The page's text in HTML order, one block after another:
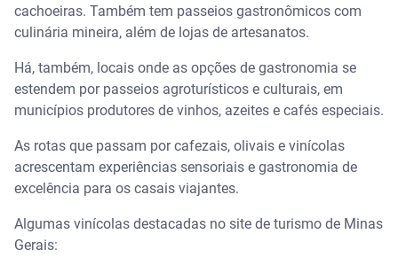
cachoeiras. Também tem passeios gastronômicos com
culinária mineira, além de lojas de artesanatos.
Há, também, locais onde as opções de gastronomia se
estendem por passeios agroturísticos e culturais, em
municípios produtores de vinhos, azeites e cafés especiais.
As rotas que passam por cafezais, olivais e vinícolas
acrescentam experiências sensoriais e gastronomia de
excelência para os casais viajantes.
Algumas vinícolas destacadas no site de turismo de Minas
Gerais: